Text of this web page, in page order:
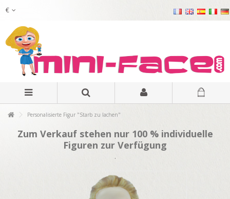
€
Personalisierte Figur "Starb zu lachen"
Zum Verkauf stehen nur 100 % individuelle
Figuren zur Verfügung
.